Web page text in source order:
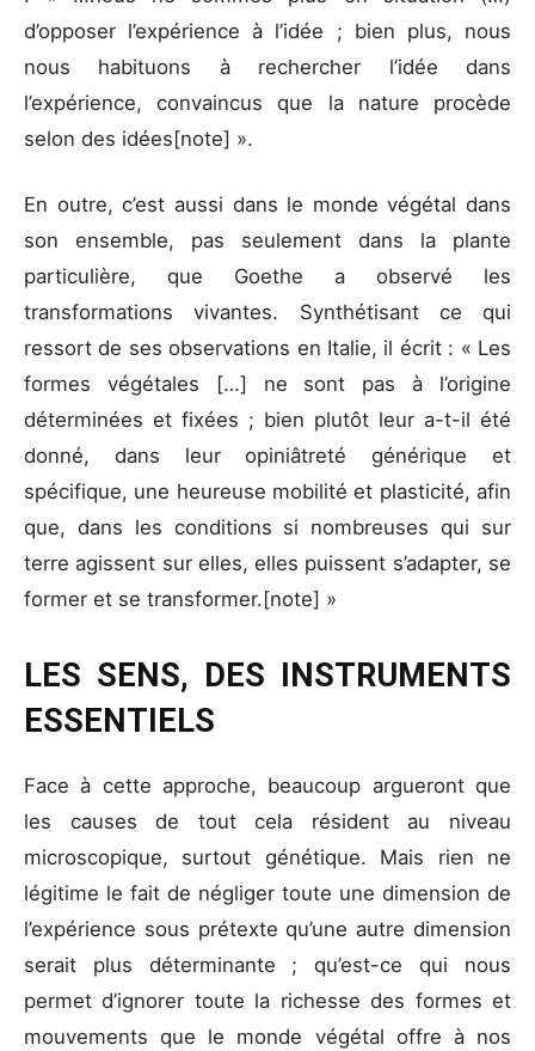
d’opposer l’expérience à l’idée ; bien plus, nous
nous habituons à rechercher l’idée dans
l’expérience, convaincus que la nature procède
selon des idées[note] ».
En outre, c’est aussi dans le monde végétal dans
son ensemble, pas seulement dans la plante
particulière, que Goethe a observé les
transformations vivantes. Synthétisant ce qui
ressort de ses observations en Italie, il écrit : « Les
formes végétales […] ne sont pas à l’origine
déterminées et fixées ; bien plutôt leur a-t-il été
donné, dans leur opiniâtreté générique et
spécifique, une heureuse mobilité et plasticité, afin
que, dans les conditions si nombreuses qui sur
terre agissent sur elles, elles puissent s’adapter, se
former et se transformer.[note] »
LES SENS, DES INSTRUMENTS
ESSENTIELS
Face à cette approche, beaucoup argueront que
les causes de tout cela résident au niveau
microscopique, surtout génétique. Mais rien ne
légitime le fait de négliger toute une dimension de
l’expérience sous prétexte qu’une autre dimension
serait plus déterminante ; qu’est-ce qui nous
permet d’ignorer toute la richesse des formes et
mouvements que le monde végétal offre à nos